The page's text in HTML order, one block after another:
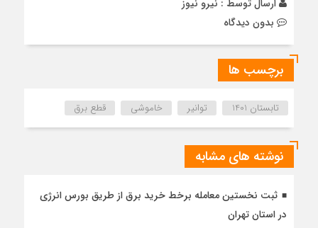
ارسال توسط : نیرو نیوز
بدون دیدگاه
برچسب ها
تابستان 1401 توانیر خاموشی قطع برق
نوشته های مشابه
ثبت نخستین معامله برخط خرید برق از طریق بورس انرژی
در استان تهران